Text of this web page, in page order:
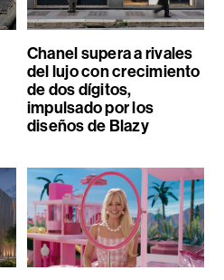
Chanel supera a rivales
del lujo con crecimiento
de dos dígitos,
impulsado por los
diseños de Blazy